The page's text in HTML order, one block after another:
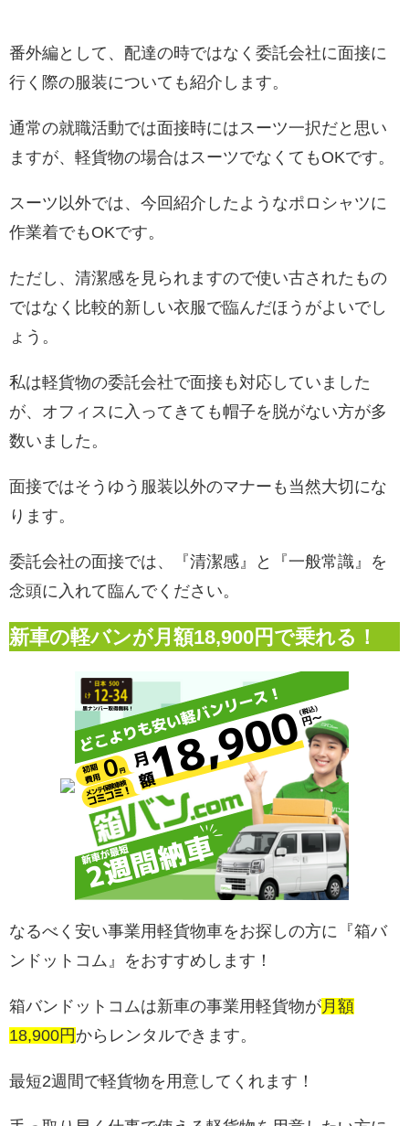
番外編として、配達の時ではなく委託会社に面接に
行く際の服装についても紹介します。
通常の就職活動では面接時にはスーツ一択だと思い
ますが、軽貨物の場合はスーツでなくてもOKです。
スーツ以外では、今回紹介したようなポロシャツに
作業着でもOKです。
ただし、清潔感を見られますので使い古されたもの
ではなく比較的新しい衣服で臨んだほうがよいでし
ょう。
私は軽貨物の委託会社で面接も対応していました
が、オフィスに入ってきても帽子を脱がない方が多
数いました。
面接ではそうゆう服装以外のマナーも当然大切にな
ります。
委託会社の面接では、『清潔感』と『一般常識』を
念頭に入れて臨んでください。
新車の軽バンが月額18,900円で乗れる！
なるべく安い事業用軽貨物車をお探しの方に『箱バ
ンドットコム』をおすすめします！
箱バンドットコムは新車の事業用軽貨物が 月額
18,900円 からレンタルできます。
最短2週間で軽貨物を用意してくれます！